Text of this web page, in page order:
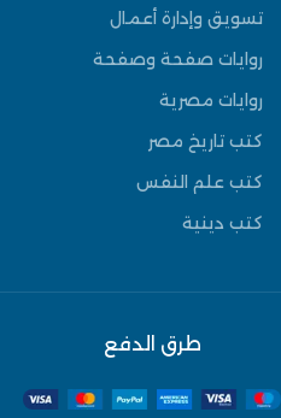
تسويق وإدارة أعمال
روايات صفحة وصفحة
روايات مصرية
كتب تاريخ مصر
كتب علم النفس
كتب دينية
طرق الدفع